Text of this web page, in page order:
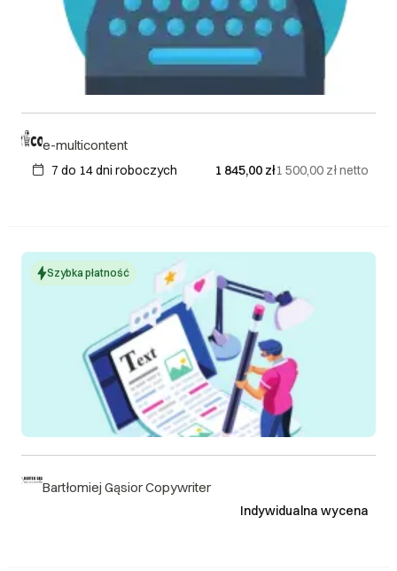
e-multicontent
7 do 14 dni roboczych 1 845,00 zł1 500,00 złnetto
Szybka płatność
Bartłomiej Gąsior Copywriter
Indywidualna wycena